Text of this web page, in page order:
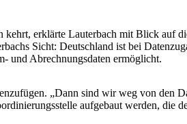
erklärte Lauterbach mit Blick auf
Sicht: Deutschland ist bei
und Abrechnungsdaten ermöglicht.
„Dann sind wir weg von den
aufgebaut werden, die